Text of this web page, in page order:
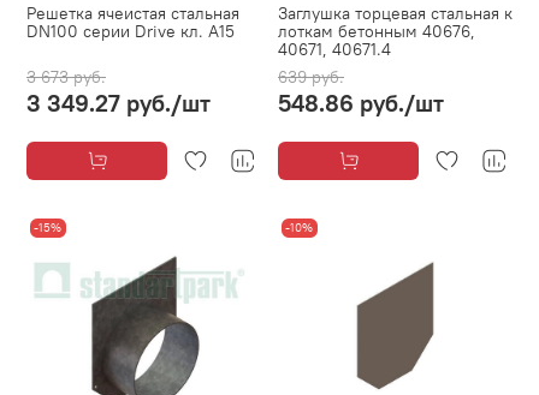
Решетка ячеистая стальная
DN100 серии Drive кл. A15
3 673 руб.
3 349.27 руб./шт
Заглушка торцевая стальная к
лоткам бетонным 40676,
40671, 40671.4
639 руб.
548.86 руб./шт
-15% -10%